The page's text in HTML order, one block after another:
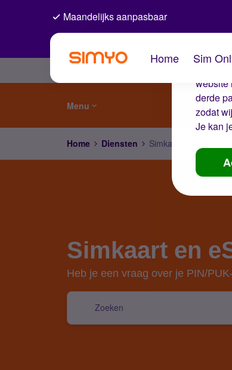
Wij
website
derde
zodat
Je kan
Maandelijks aanpasbaar
Home Sim
Menu
Home Diensten Simkaart en eSIM
Simkaart en
Heb je een vraag over je PIN/